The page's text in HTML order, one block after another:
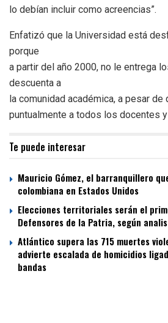
lo debían incluir como acreencias”.
Enfatizó que la Universidad está
porque
a partir del año 2000, no le entrega
descuenta a
la comunidad académica, a pesar de
puntualmente a todos los docentes
Te puede interesar
Mauricio Gómez, el barranquillero
colombiana en Estados Unidos
Elecciones territoriales serán el
Defensores de la Patria, según
Atlántico supera las 715 muertes
advierte escalada de homicidios
bandas